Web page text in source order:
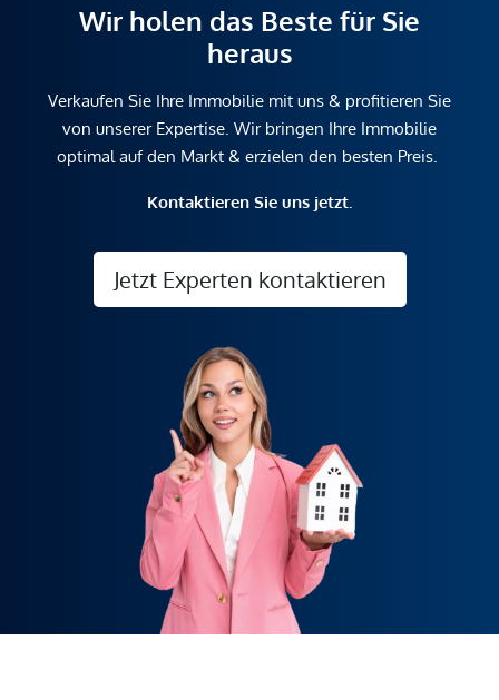
Wir holen das Beste für Sie
heraus
Verkaufen Sie Ihre Immobilie mit uns & profitieren Sie
von unserer Expertise. Wir bringen Ihre Immobilie
optimal auf den Markt & erzielen den besten Preis.
Kontaktieren Sie uns jetzt.
Jetzt Experten kontaktieren